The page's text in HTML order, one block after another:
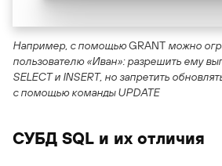
Например, с помощьюGRANT можно
пользователю «Иван»: разрешить ему
SELECT и INSERT, но запретить
с помощью команды UPDATE
СУБД SQL и их отличия